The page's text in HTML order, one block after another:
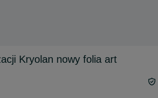
Kryolan nowy folia art